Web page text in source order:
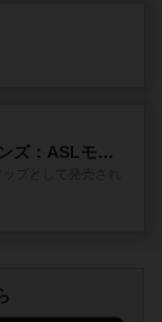
ドゥームド・バタリオンズ：ASLモジュール11